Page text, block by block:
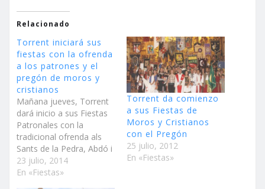
Relacionado
Torrent iniciará sus
fiestas con la ofrenda
a los patrones y el
pregón de moros y
cristianos
Mañana jueves, Torrent
dará inicio a sus Fiestas
Patronales con la
tradicional ofrenda als
Sants de la Pedra, Abdó i
Senén, y el Pregón Las
comparsas y filaes
23 julio, 2014
En «Fiestas»
Torrent da comienzo
a sus Fiestas de
Moros y Cristianos
con el Pregón
25 julio, 2012
En «Fiestas»